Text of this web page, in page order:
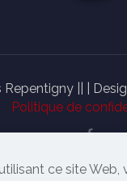
|| |
Politique de
ce site